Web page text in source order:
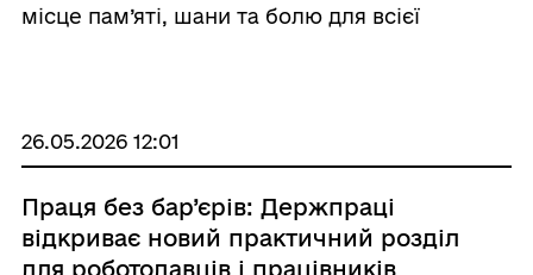
місце пам’яті, шани та болю для всієї
...
26.05.2026 12:01
Праця без бар’єрів: Держпраці
відкриває новий практичний розділ
для роботодавців і працівників